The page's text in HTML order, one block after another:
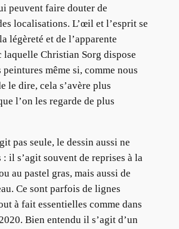
peuvent faire douter de
localisations. L’œil et l’esprit se
légèreté et de l’apparente
Christian Sorg dispose
peintures même si, comme nous
le dire, cela s’avère plus
l’on les regarde de plus
pas seule, le dessin aussi ne
: il s’agit souvent de reprises à la
au pastel gras, mais aussi de
Ce sont parfois de lignes
à fait essentielles comme dans
Bien entendu il s’agit d’un